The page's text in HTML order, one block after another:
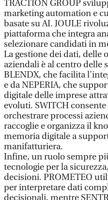
TRACTION GROUP
marketing automation e
basate su AI. JOULE
piattaforma che integra
selezionare candidati in
La gestione dei dati, delle
aziendali è al centro delle
BLENDX, che facilita
e da NEPERIA, che
digitale delle imprese
evoluti. SWITCH
orchestrare processi
raccoglie e organizza il
memoria digitale a
manifatturiera.
Infine, un ruolo sempre
tecnologie per la
decisioni. PROMETEO
per interpretare dati
decisionali, mentre